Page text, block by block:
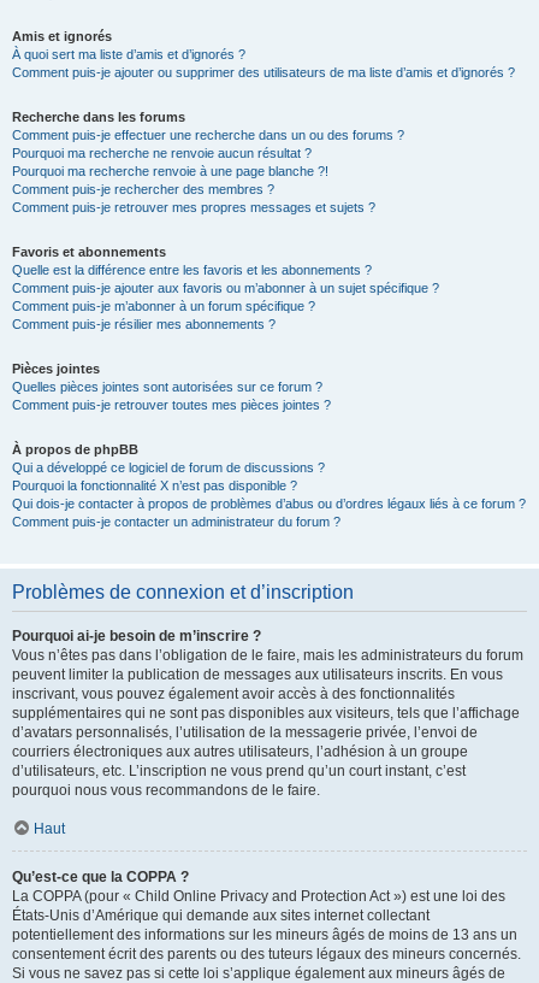
Amis et ignorés
À quoi sert ma liste d’amis et d’ignorés ?
Comment puis-je ajouter ou supprimer des utilisateurs de ma liste d’amis et d’ignorés ?
Recherche dans les forums
Comment puis-je effectuer une recherche dans un ou des forums ?
Pourquoi ma recherche ne renvoie aucun résultat ?
Pourquoi ma recherche renvoie à une page blanche ?!
Comment puis-je rechercher des membres ?
Comment puis-je retrouver mes propres messages et sujets ?
Favoris et abonnements
Quelle est la différence entre les favoris et les abonnements ?
Comment puis-je ajouter aux favoris ou m’abonner à un sujet spécifique ?
Comment puis-je m’abonner à un forum spécifique ?
Comment puis-je résilier mes abonnements ?
Pièces jointes
Quelles pièces jointes sont autorisées sur ce forum ?
Comment puis-je retrouver toutes mes pièces jointes ?
À propos de phpBB
Qui a développé ce logiciel de forum de discussions ?
Pourquoi la fonctionnalité X n’est pas disponible ?
Qui dois-je contacter à propos de problèmes d’abus ou d’ordres légaux liés à ce forum ?
Comment puis-je contacter un administrateur du forum ?
Problèmes de connexion et d’inscription
Pourquoi ai-je besoin de m’inscrire ?
Vous n’êtes pas dans l’obligation de le faire, mais les administrateurs du forum
peuvent limiter la publication de messages aux utilisateurs inscrits. En vous
inscrivant, vous pouvez également avoir accès à des fonctionnalités
supplémentaires qui ne sont pas disponibles aux visiteurs, tels que l’affichage
d’avatars personnalisés, l’utilisation de la messagerie privée, l’envoi de
courriers électroniques aux autres utilisateurs, l’adhésion à un groupe
d’utilisateurs, etc. L’inscription ne vous prend qu’un court instant, c’est
pourquoi nous vous recommandons de le faire.
Haut
Qu’est-ce que la COPPA ?
La COPPA (pour « Child Online Privacy and Protection Act ») est une loi des
États-Unis d’Amérique qui demande aux sites internet collectant
potentiellement des informations sur les mineurs âgés de moins de 13 ans un
consentement écrit des parents ou des tuteurs légaux des mineurs concernés.
Si vous ne savez pas si cette loi s’applique également aux mineurs âgés de